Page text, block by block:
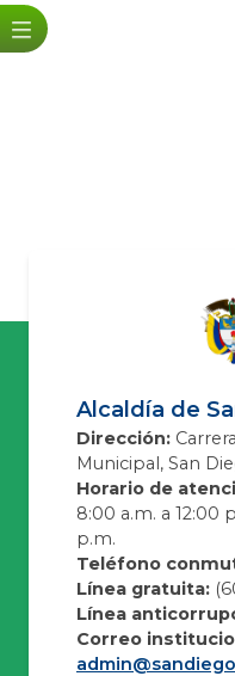
Alcaldía de
Dirección:
Municipal, San
Horario de
8:00 a.m. a 12:00
p.m.
Teléfono
Línea gratuita:
Línea
Correo